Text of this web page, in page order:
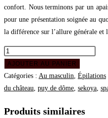
confort. Nous terminons par un
pour une présentation soignée au
la différence sur l’allure générale et
AJOUTER AU PANIER
Catégories : Au masculin Épilations
du château puy de dôme sekoya
Produits similaires